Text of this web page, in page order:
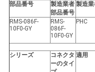
い
VR
SHOW
部品番号
製造業者
部品番号
製造
RMS-086F-
10F0-GY
RMS-
086F-
10F0-GY
PHC
シリーズ
コネクタ
ーのタイ
適用